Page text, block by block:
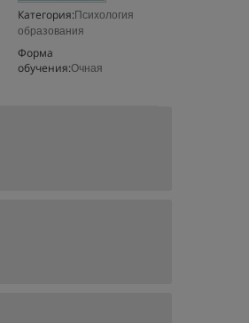
Категория: Психология
образования
Форма
обучения:Очная